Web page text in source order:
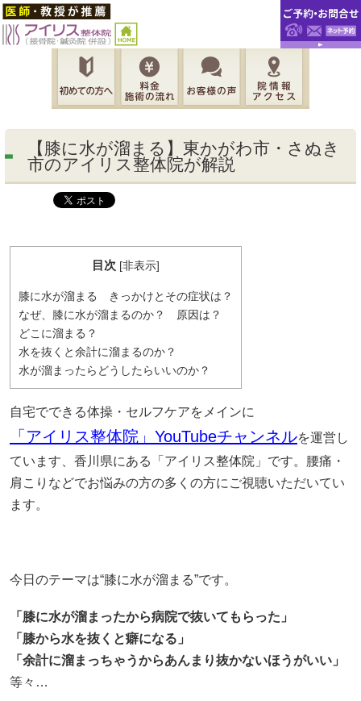
【膝に水が溜まる】東かがわ市・さぬき
市のアイリス整体院が解説
目次 [非表示]
膝に水が溜まる きっかけとその症状は？
なぜ、膝に水が溜まるのか？ 原因は？
どこに溜まる？
水を抜くと余計に溜まるのか？
水が溜まったらどうしたらいいのか？
自宅でできる体操・セルフケアをメインに
「アイリス整体院」YouTubeチャンネルを運営し
ています、香川県にある「アイリス整体院」です。腰痛・
肩こりなどでお悩みの方の多くの方にご視聴いただいてい
ます。
今日のテーマは“膝に水が溜まる”です。
「膝に水が溜まったから病院で抜いてもらった」
「膝から水を抜くと癖になる」
「余計に溜まっちゃうからあんまり抜かないほうがいい」
等々…